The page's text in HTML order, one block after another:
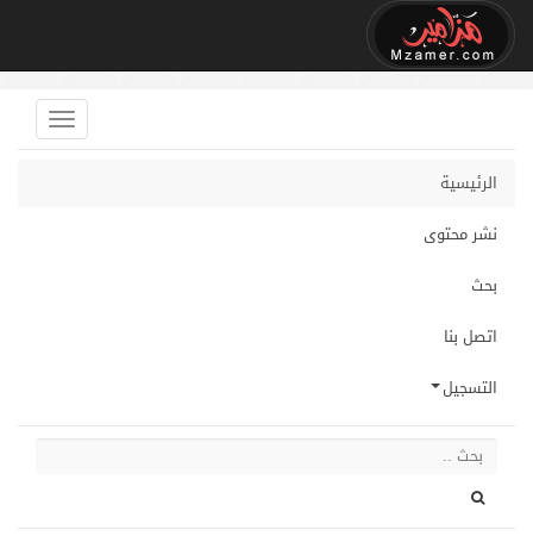
الرئيسية
نشر محتوى
بحث
اتصل بنا
التسجيل